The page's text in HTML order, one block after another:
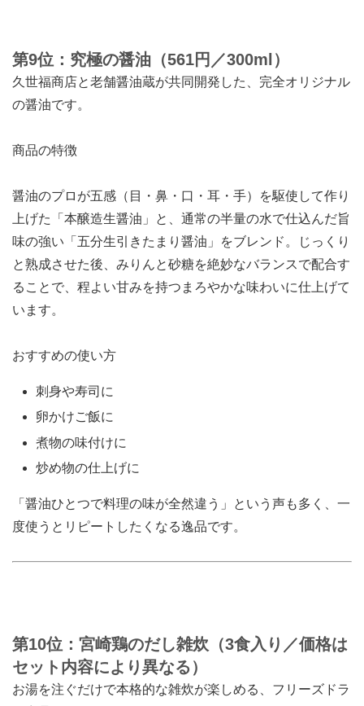
第9位：究極の醤油（561円／300ml）
久世福商店と老舗醤油蔵が共同開発した、完全オリジナル
の醤油です。
商品の特徴
醤油のプロが五感（目・鼻・口・耳・手）を駆使して作り
上げた「本醸造生醤油」と、通常の半量の水で仕込んだ旨
味の強い「五分生引きたまり醤油」をブレンド。じっくり
と熟成させた後、みりんと砂糖を絶妙なバランスで配合す
ることで、程よい甘みを持つまろやかな味わいに仕上げて
います。
おすすめの使い方
刺身や寿司に
卵かけご飯に
煮物の味付けに
炒め物の仕上げに
「醤油ひとつで料理の味が全然違う」という声も多く、一
度使うとリピートしたくなる逸品です。
第10位：宮崎鶏のだし雑炊（3食入り／価格は
セット内容により異なる）
お湯を注ぐだけで本格的な雑炊が楽しめる、フリーズドラ